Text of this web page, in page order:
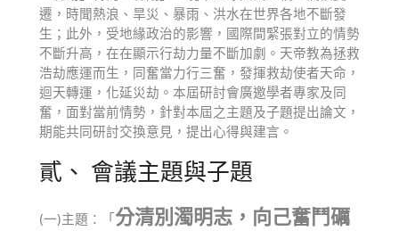
遷，時聞熱浪、旱災、暴雨、洪水在世界各地不斷發
生；此外，受地緣政治的影響，國際間緊張對立的情勢
不斷升高，在在顯示行劫力量不斷加劇。天帝教為拯救
浩劫應運而生，同奮當力行三奮，發揮救劫使者天命，
迴天轉運，化延災劫。本屆研討會廣邀學者專家及同
奮，面對當前情勢，針對本屆之主題及子題提出論文，
期能共同研討交換意見，提出心得與建言。
貳、 會議主題與子題
(一)主題：「 分清別濁明志，向己奮鬥礪